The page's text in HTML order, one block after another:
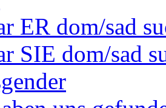
ER dom/sad
SIE dom/sad